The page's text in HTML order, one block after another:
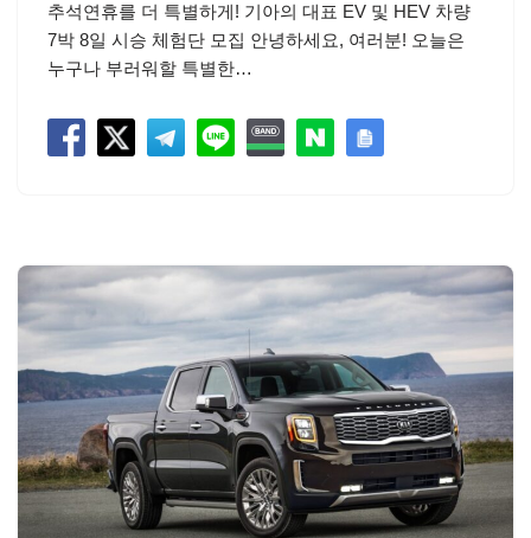
추석연휴를 더 특별하게! 기아의 대표 EV 및 HEV 차량
7박 8일 시승 체험단 모집 안녕하세요, 여러분! 오늘은
누구나 부러워할 특별한…